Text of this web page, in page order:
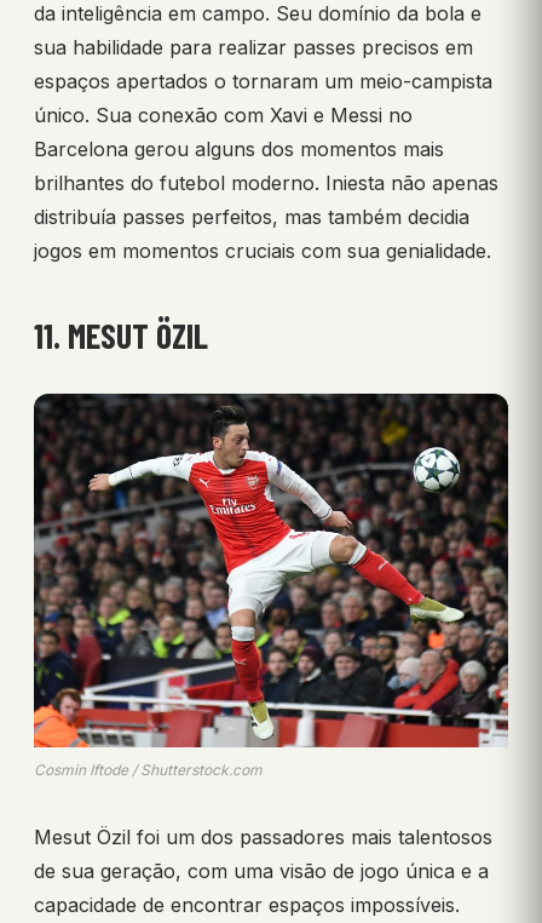
da inteligência em campo. Seu domínio da bola e
sua habilidade para realizar passes precisos em
espaços apertados o tornaram um meio-campista
único. Sua conexão com Xavi e Messi no
Barcelona gerou alguns dos momentos mais
brilhantes do futebol moderno. Iniesta não apenas
distribuía passes perfeitos, mas também decidia
jogos em momentos cruciais com sua genialidade.
11. MESUT ÖZIL
Cosmin Iftode / Shutterstock.com
Mesut Özil foi um dos passadores mais talentosos
de sua geração, com uma visão de jogo única e a
capacidade de encontrar espaços impossíveis.